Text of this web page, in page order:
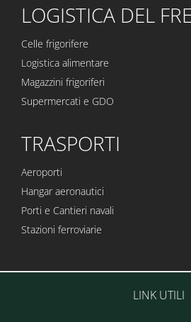
LOGISTICA DEL
Celle frigorifere
Logistica alimentare
Magazzini frigoriferi
Supermercati e GDO
TRASPORTI
Aeroporti
Hangar aeronautici
Porti e Cantieri navali
Stazioni ferroviarie
LINK UTILI